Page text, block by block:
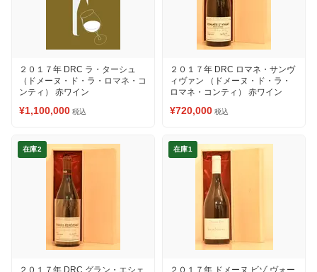
２０１７年 DRC ラ・ターシュ
（ドメーヌ・ド・ラ・ロマネ・コ
ンティ） 赤ワイン
¥1,100,000 税込
２０１７年 DRC ロマネ・サンヴ
ィヴァン （ドメーヌ・ド・ラ・
ロマネ・コンティ） 赤ワイン
¥720,000 税込
在庫2
２０１７年 DRC グラン・エシェ
在庫1
２０１７年 ドメーヌ ビゾ ヴォー